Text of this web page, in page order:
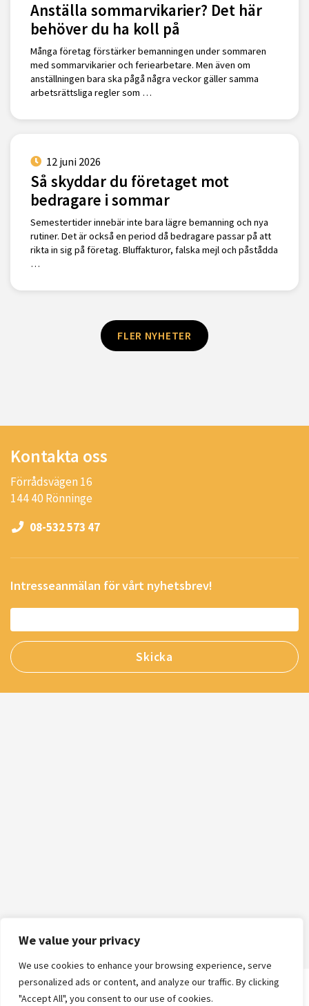
We value your privacy
We use cookies to enhance your browsing experience, serve
personalized ads or content, and analyze our traffic. By clicking
"Accept All", you consent to our use of cookies.
Anställa sommarvikarier? Det här
behöver du ha koll på
Många företag förstärker bemanningen under sommaren
med sommarvikarier och feriearbetare. Men även om
anställningen bara ska pågå några veckor gäller samma
arbetsrättsliga regler som …
12 juni 2026
Så skyddar du företaget mot
bedragare i sommar
Semestertider innebär inte bara lägre bemanning och nya
rutiner. Det är också en period då bedragare passar på att
rikta in sig på företag. Bluffakturor, falska mejl och påstådda
…
FLER NYHETER
Kontakta oss
Förrådsvägen 16
144 40 Rönninge
08-532 573 47
Intresseanmälan för vårt nyhetsbrev!